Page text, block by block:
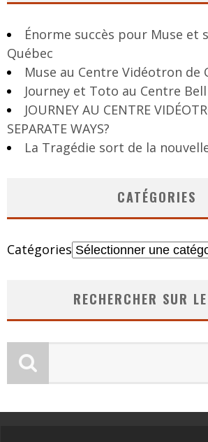
Énorme succès pour Muse et
Québec
Muse au Centre Vidéotron de
Journey et Toto au Centre Bell
JOURNEY AU CENTRE
SEPARATE WAYS?
La Tragédie sort de la
CATÉGORIES
Catégories
RECHERCHER SUR